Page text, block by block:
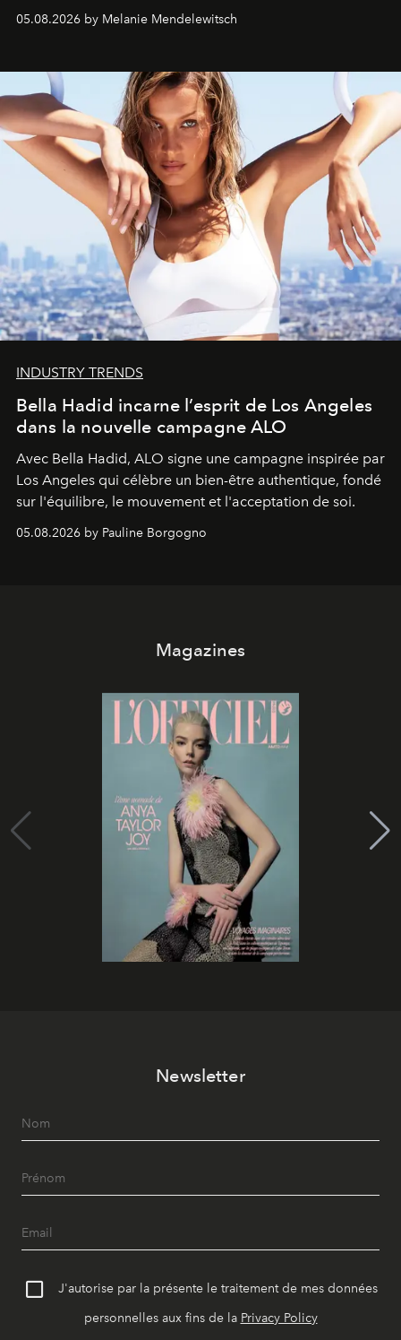
de vivre Romain dans toute son élégance intemporelle.
05.08.2026 by Melanie Mendelewitsch
INDUSTRY TRENDS
Bella Hadid incarne l’esprit de Los Angeles
dans la nouvelle campagne ALO
Avec Bella Hadid, ALO signe une campagne inspirée par
Los Angeles qui célèbre un bien-être authentique, fondé
sur l'équilibre, le mouvement et l'acceptation de soi.
05.08.2026 by Pauline Borgogno
Magazines
Newsletter
J'autorise par la présente le traitement de mes données
personnelles aux fins de la Privacy Policy